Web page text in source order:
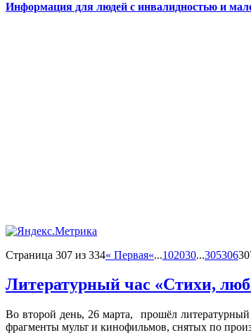
Информация для людей с инвалидностью и
Страница 307 из 334« Первая«...102030...305306
Литературный час «Стихи,
Во второй день, 26 марта, прошёл
фрагменты мульт и кинофильмов, снятых по